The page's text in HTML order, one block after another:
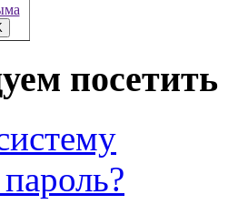
посетить